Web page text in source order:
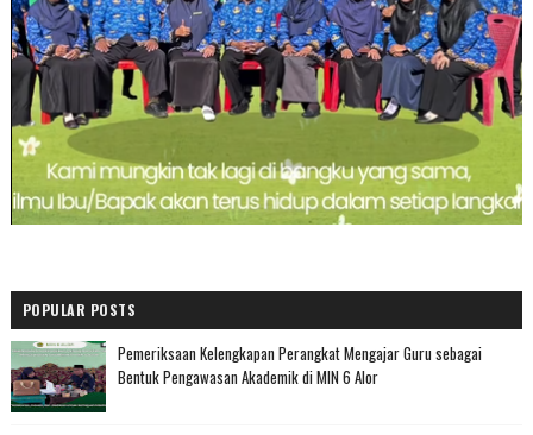
POPULAR POSTS
Pemeriksaan Kelengkapan Perangkat Mengajar Guru sebagai
Bentuk Pengawasan Akademik di MIN 6 Alor